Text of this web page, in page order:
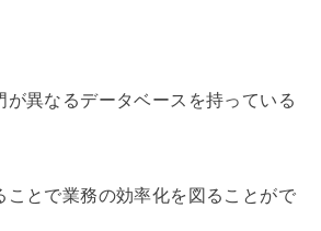
が異なるデータベースを持っている
ことで業務の効率化を図ることがで